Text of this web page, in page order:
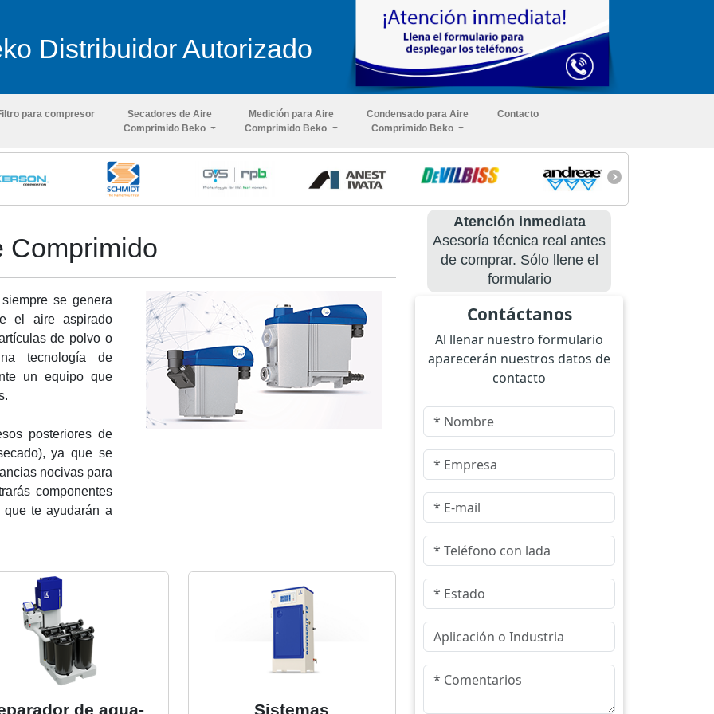
Distribuidor Autorizado
para compresor
Secadores de Aire
Comprimido Beko
Medición para Aire
Comprimido Beko
Condensado para Aire
Comprimido Beko
Contacto
Comprimido
se genera
el aire aspirado
de polvo o
tecnología de
un equipo que
posteriores de
ya que se
nocivas para
componentes
que te ayudarán a
de agua- Sistemas
Atención inmediata
Asesoría técnica real antes
de comprar. Sólo llene el
formulario
Contáctanos
Al llenar nuestro formulario
aparecerán nuestros datos de
contacto